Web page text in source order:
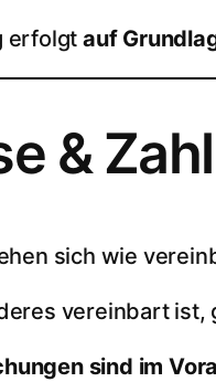
erfolgt auf
&
sich wie
vereinbart ist,
sind im